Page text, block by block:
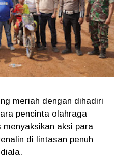
meriah dengan dihadiri
pencinta olahraga
aksi para
di lintasan penuh